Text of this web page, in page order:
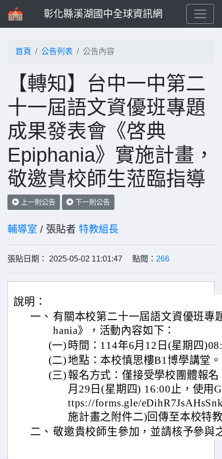
彰化縣溪湖國中全球資訊網
首頁 公告列表 公告內容
【轉知】台中一中第二
十一屆語文資優班專題
成果發表會《啓典
Epiphania》實施計畫，
敬邀貴校師生蒞臨指導
上一則公告 下一則公告
輔導室 / 張貼者 特教組長
張貼日期： 2025-05-02 11:01:47 點閱： 266
說明：
一、 有關本校第二十一屆語文資優班專
hania》，活動內容如下：
(一) 時間：114年6月12日(星期四
(二)地點：本校慎思樓B1博學講堂。
(三) 報名方式：僅接受學校團體報
月29日(星期四) 16:00止，使用
ttps://forms.gle/
施計畫之附件二)回傳至本校特
二、 敬邀貴校師生參加，並請核予參與